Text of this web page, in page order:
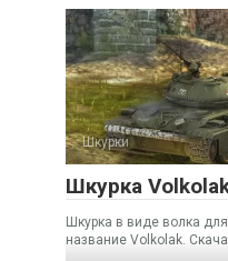
Шкурки
Шкурка
Шкурка в виде волка
название Volkolak.